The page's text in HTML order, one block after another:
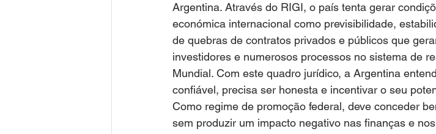
Argentina. Através do RIGI, o país tenta gerar
económica internacional como previsibilidade,
de quebras de contratos privados e públicos que
investidores e numerosos processos no sistema de
Mundial. Com este quadro jurídico, a Argentina
confiável, precisa ser honesta e incentivar o seu
Como regime de promoção federal, deve conceder
sem produzir um impacto negativo nas finanças e